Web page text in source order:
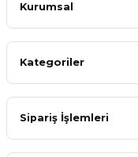
Kurumsal
Kategoriler
Sipariş İşlemleri